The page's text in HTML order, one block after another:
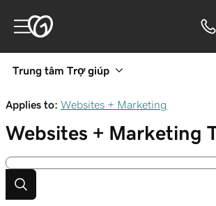
Trung tâm Trợ giúp
Applies to: Websites + Marketing
Websites + Marketing